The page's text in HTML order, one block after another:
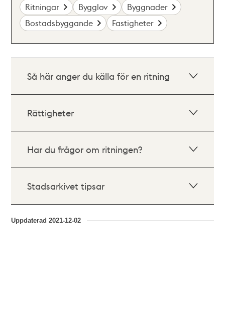
Ritningar
Bygglov
Byggnader
Bostadsbyggande
Fastigheter
Så här anger du källa för en ritning
Rättigheter
Har du frågor om ritningen?
Stadsarkivet tipsar
Uppdaterad2021-12-02